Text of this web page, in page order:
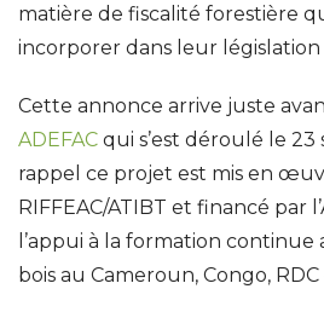
matière de fiscalité forestière
incorporer dans leur législation
Cette annonce arrive juste
ADEFAC qui s’est déroulé le
rappel ce projet est mis en
RIFFEAC/ATIBT et financé par
l’appui à la formation continue
bois au Cameroun, Congo,